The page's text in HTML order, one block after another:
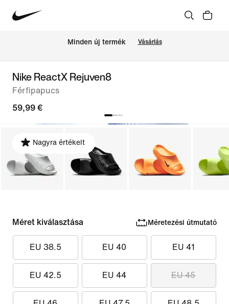
Minden új termék Vásárlás
Nike ReactX Rejuven8
Férfipapucs
59,99 €
Nagyra értékelt
Méret kiválasztása Méretezési útmutató
EU 38.5 EU 40 EU 41
EU 42.5 EU 44 EU 45